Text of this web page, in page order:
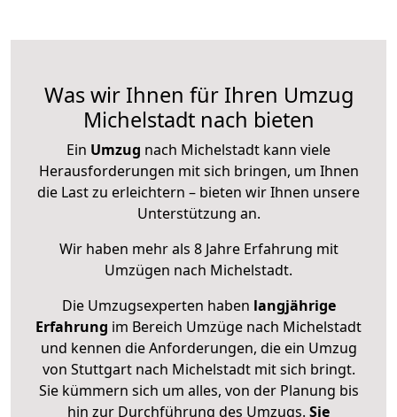
Was wir Ihnen für Ihren Umzug
Michelstadt nach bieten
Ein Umzug nach Michelstadt kann viele
Herausforderungen mit sich bringen, um Ihnen
die Last zu erleichtern – bieten wir Ihnen unsere
Unterstützung an.
Wir haben mehr als 8 Jahre Erfahrung mit
Umzügen nach Michelstadt.
Die Umzugsexperten haben langjährige
Erfahrung im Bereich Umzüge nach Michelstadt
und kennen die Anforderungen, die ein Umzug
von Stuttgart nach Michelstadt mit sich bringt.
Sie kümmern sich um alles, von der Planung bis
hin zur Durchführung des Umzugs. Sie